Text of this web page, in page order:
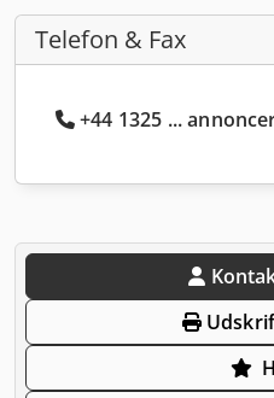
Telefon & Fax
+44 1325 ...